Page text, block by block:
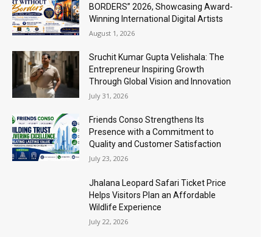
BORDERS” 2026, Showcasing Award-
Winning International Digital Artists
August 1, 2026
Sruchit Kumar Gupta Velishala: The
Entrepreneur Inspiring Growth
Through Global Vision and Innovation
July 31, 2026
Friends Conso Strengthens Its
Presence with a Commitment to
Quality and Customer Satisfaction
July 23, 2026
Jhalana Leopard Safari Ticket Price
Helps Visitors Plan an Affordable
Wildlife Experience
July 22, 2026